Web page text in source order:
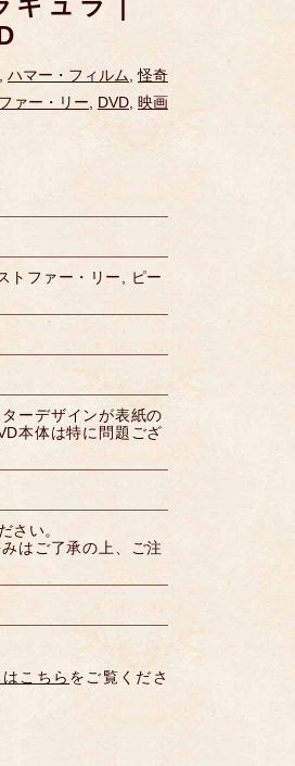
, ハマー・フィルム,怪奇
ァー・リー, DVD, 映画
トファー・リー, ピー
ーデザインが表紙の
本体は特に問題ござ
さい。
はご了承の上、ご注
こちら をご覧くださ